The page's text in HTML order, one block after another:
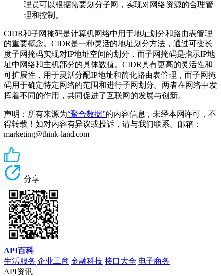
理员可以根据需要划分子网，实现对网络资源的合理管
理和控制。
CIDR和子网掩码是计算机网络中用于地址划分和路由表管理
的重要概念。CIDR是一种灵活的地址划分方法，通过可变长
度子网掩码实现对IP地址空间的划分，而子网掩码是指示IP地
址中网络和主机部分的具体数值。CIDR具有更高的灵活性和
可扩展性，用于灵活分配IP地址和简化路由表管理，而子网掩
码用于确定特定网络的范围和进行子网划分。两者在网络中发
挥着不同的作用，共同促进了互联网的发展与创新。
声明：所有来源为“聚合数据”的内容信息，未经本网许可，不
得转载！如对内容有异议或投诉，请与我们联系。邮箱：
marketing@think-land.com
分享
API百科
生活服务 企业工商 金融科技 接口大全 电子商务
API资讯